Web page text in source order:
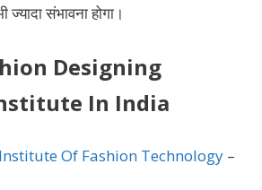
संभावना होगा।
Designing
In India
Of Fashion Technology –